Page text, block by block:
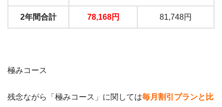
2年間合計 78,168円 81,748円
極みコース
残念ながら「極みコース」に関しては毎月割引プランと比